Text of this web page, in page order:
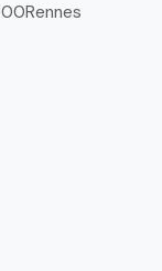
Rennes